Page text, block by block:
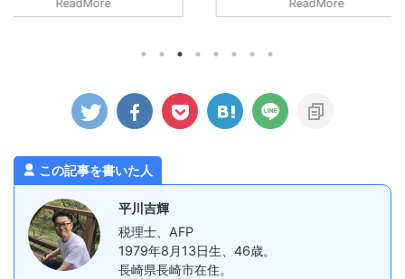
っていま
った所得税
月までに
いいます（事業で使わなくなったケー
除却時の会計処理 個人事業主が事業
う取り扱いとなる部分があるので注意
が必要です。 個人事業主が事業用資
産を除却する場合はどうなるかという
とになります。 つまり、 ...
が、最初に
この記事を書いた人
平川吉輝
税理士、AFP
1979年8月13日生、46歳。
長崎県長崎市在住。